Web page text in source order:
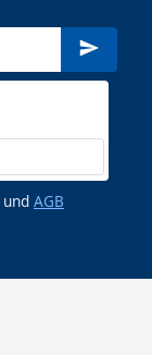
und AGB